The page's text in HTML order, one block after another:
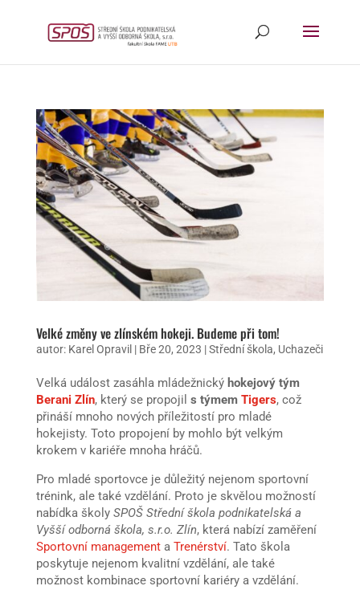
Velké změny ve zlínském hokeji. Budeme při tom!
autor: Karel Opravil | Bře 20, 2023 |Střední škola, Uchazeči
Velká událost zasáhla mládežnickýhokejový tým
Berani Zlín, který se propojil s týmem Tigers, což
přináší mnoho nových příležitostí pro mladé
hokejisty. Toto propojení by mohlo být velkým
krokem v kariéře mnoha hráčů.
Pro mladé sportovce je důležitý nejenom sportovní
trénink, ale také vzdělání. Proto je skvělou možností
nabídka školy SPOŠ Střední škola podnikatelská a
Vyšší odborná škola, s.r.o. Zlín, která nabízí zaměření
Sportovní managementa Trenérství. Tato škola
poskytuje nejenom kvalitní vzdělání, ale také
možnost kombinace sportovní kariéry a vzdělání.